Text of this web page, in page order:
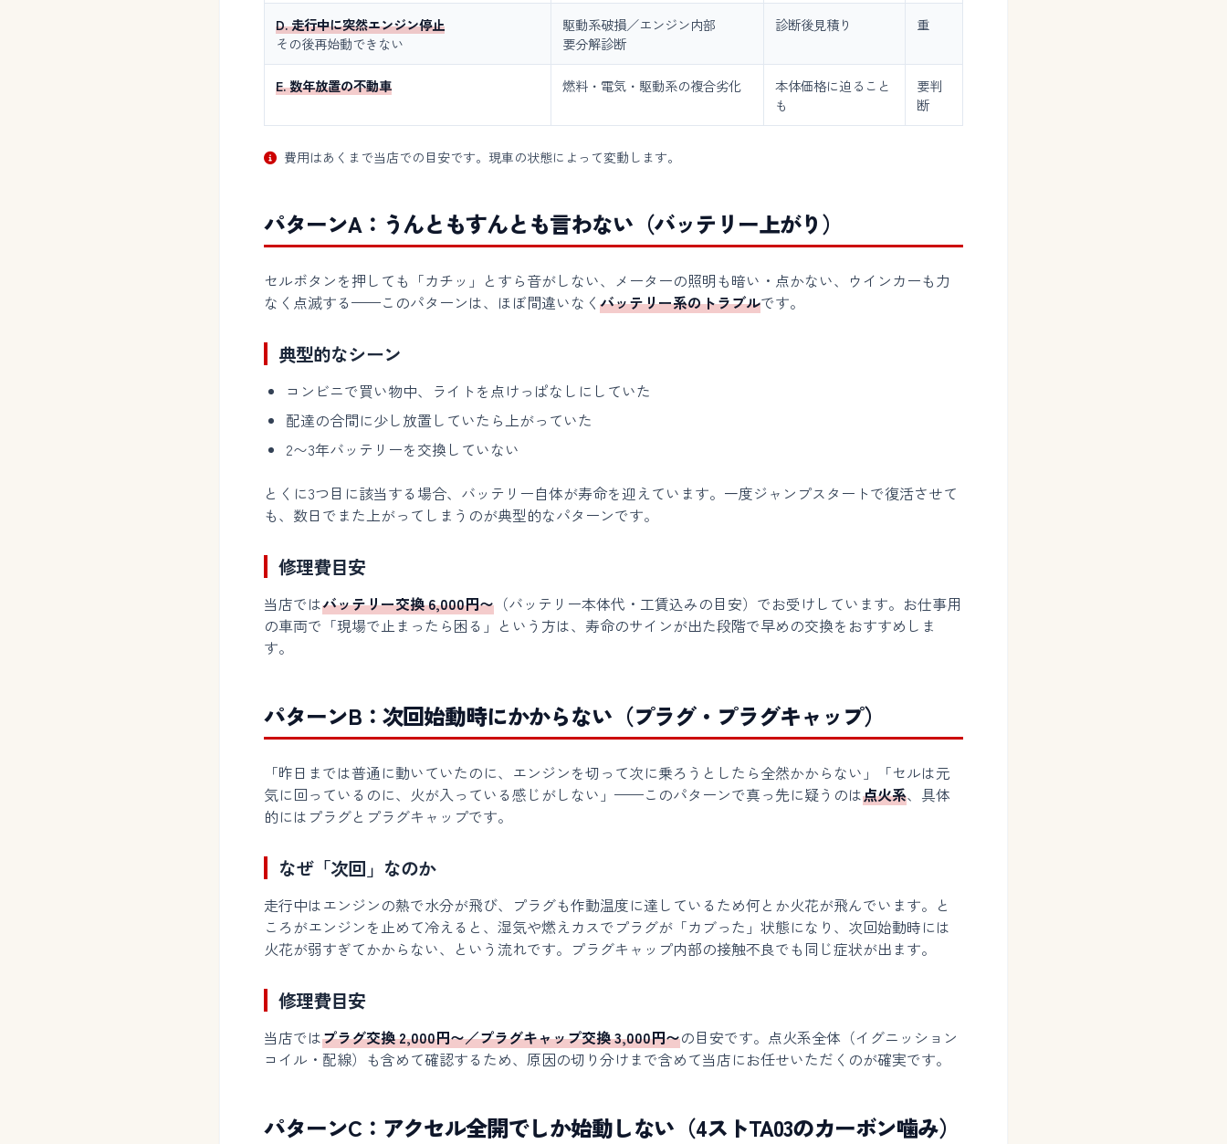
D. 走行中に突然エンジン停止
その後再始動できない
駆動系破損／エンジン内部
要分解診断
診断後見積り 重
E. 数年放置の不動車 燃料・電気・駆動系の複合劣化
本体価格に迫ること
も
要判
断
費用はあくまで当店での目安です。現車の状態によって変動します。
パターンA：うんともすんとも言わない（バッテリー上がり）
セルボタンを押しても「カチッ」とすら音がしない、メーターの照明も暗い・点かない、ウインカーも力
なく点滅する——このパターンは、ほぼ間違いなく バッテリー系のトラブルです。
典型的なシーン
コンビニで買い物中、ライトを点けっぱなしにしていた
配達の合間に少し放置していたら上がっていた
2〜3年バッテリーを交換していない
とくに3つ目に該当する場合、バッテリー自体が寿命を迎えています。一度ジャンプスタートで復活させて
も、数日でまた上がってしまうのが典型的なパターンです。
修理費目安
当店ではバッテリー交換 6,000円〜 （バッテリー本体代・工賃込みの目安）でお受けしています。お仕事用
の車両で「現場で止まったら困る」という方は、寿命のサインが出た段階で早めの交換をおすすめしま
す。
パターンB：次回始動時にかからない（プラグ・プラグキャップ）
「昨日までは普通に動いていたのに、エンジンを切って次に乗ろうとしたら全然かからない」「セルは元
気に回っているのに、火が入っている感じがしない」——このパターンで真っ先に疑うのは点火系、具体
的にはプラグとプラグキャップです。
なぜ「次回」なのか
走行中はエンジンの熱で水分が飛び、プラグも作動温度に達しているため何とか火花が飛んでいます。と
ころがエンジンを止めて冷えると、湿気や燃えカスでプラグが「カブった」状態になり、次回始動時には
火花が弱すぎてかからない、という流れです。プラグキャップ内部の接触不良でも同じ症状が出ます。
修理費目安
当店ではプラグ交換 2,000円〜／プラグキャップ交換 3,000円〜の目安です。点火系全体（イグニッション
コイル・配線）も含めて確認するため、原因の切り分けまで含めて当店にお任せいただくのが確実です。
パターンC：アクセル全開でしか始動しない（4ストTA03のカーボン噛み）